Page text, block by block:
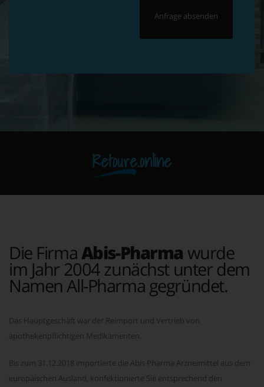
Retoure.online
Die Firma Abis-Pharma wurde
im Jahr 2004 zunächst unter dem
Namen All-Pharma gegründet.
Das Hauptgeschäft war der Reimport und Vertrieb von
apothekenpflichtigen Medikamenten.
Bis zum 31.12.2018 importierte die Abis Pharma Arzneimittel aus dem
europäischen Ausland, konfektionierte Sie entsprechend den